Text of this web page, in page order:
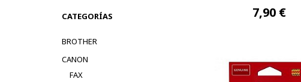
CATEGORÍAS
BROTHER
CANON
FAX
7,90 €